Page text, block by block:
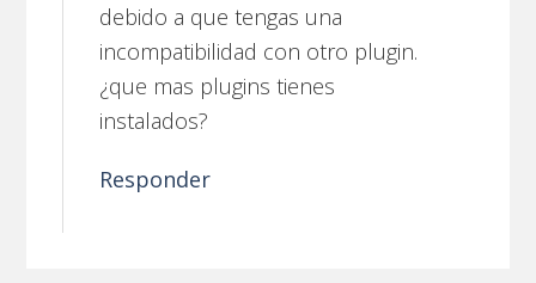
debido a que tengas una
incompatibilidad con otro plugin.
¿que mas plugins tienes
instalados?
Responder